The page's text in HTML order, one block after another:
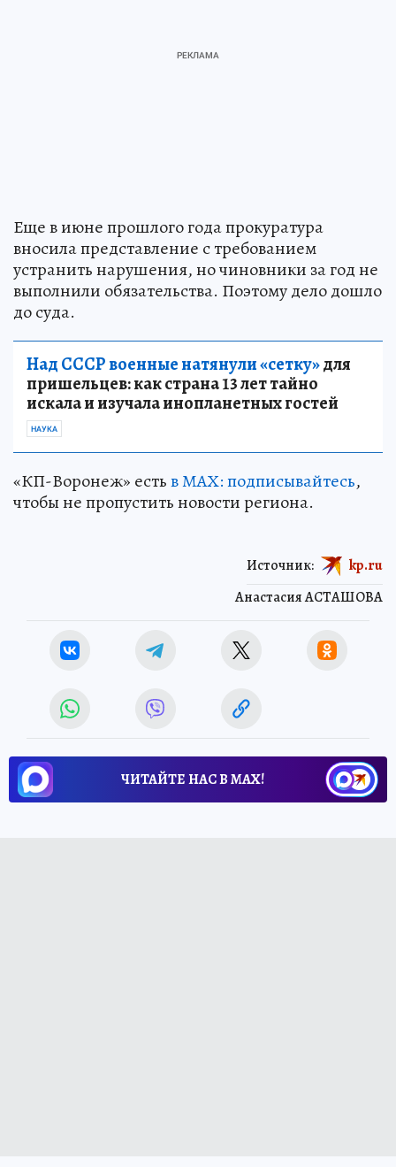
Еще в июне прошлого года прокуратура
вносила представление с требованием
устранить нарушения, но чиновники за год не
выполнили обязательства. Поэтому дело дошло
до суда.
Над СССР военные натянули «сетку»для
пришельцев: как страна 13 лет тайно
искала и изучала инопланетных гостей
НАУКА
«КП-Воронеж» естьв МАХ: подписывайтесь,
чтобы не пропустить новости региона.
Анастасия АСТАШОВА
Источник: kp.ru
ЧИТАЙТЕ НАС В МАХ!